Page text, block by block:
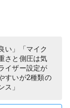
マイク付き Bl
PS4 PC win
ァイナルファ
デル 】
い」「マイク
さと側圧は気
イザー設定が
すいが2種類の
」